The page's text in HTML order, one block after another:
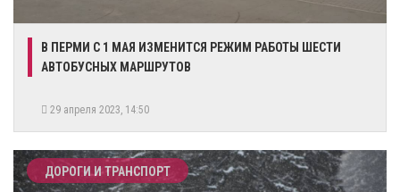
​В ПЕРМИ С 1 МАЯ ИЗМЕНИТСЯ РЕЖИМ РАБОТЫ ШЕСТИ
АВТОБУСНЫХ МАРШРУТОВ
29 апреля 2023, 14:50
ДОРОГИ И ТРАНСПОРТ